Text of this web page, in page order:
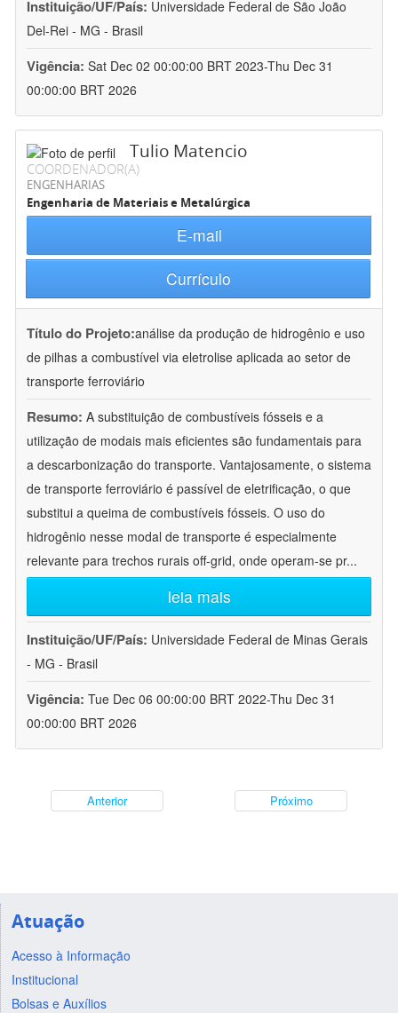
Instituição/UF/País: Universidade Federal de São João
Del-Rei - MG - Brasil
Vigência: Sat Dec 02 00:00:00 BRT 2023-Thu Dec 31
00:00:00 BRT 2026
Tulio Matencio
COORDENADOR(A)
ENGENHARIAS
Engenharia de Materiais e Metalúrgica
E-mail
Currículo
Título do Projeto:análise da produção de hidrogênio e uso
de pilhas a combustível via eletrolise aplicada ao setor de
transporte ferroviário
Resumo: A substituição de combustíveis fósseis e a
utilização de modais mais eficientes são fundamentais para
a descarbonização do transporte. Vantajosamente, o sistema
de transporte ferroviário é passível de eletrificação, o que
substitui a queima de combustíveis fósseis. O uso do
hidrogênio nesse modal de transporte é especialmente
relevante para trechos rurais off-grid, onde operam-se pr...
leia mais
Instituição/UF/País: Universidade Federal de Minas Gerais
- MG - Brasil
Vigência: Tue Dec 06 00:00:00 BRT 2022-Thu Dec 31
00:00:00 BRT 2026
Anterior Próximo
Atuação
Acesso à Informação
Institucional
Bolsas e Auxílios